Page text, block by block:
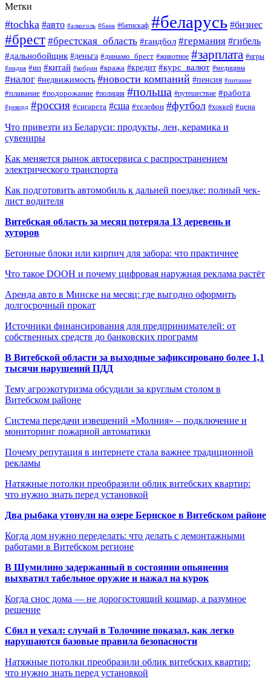
Метки
#tochka #авто #алкоголь #банк #батискаф #беларусь #бизнес
#брест #брестская_область #гандбол #германия #гибель
#дальнобойщик #деньга #динамо_брест #животное #зарплата #игры
#индия #ип #китай #кобрин #кража #кредит #курс_валют #медицина
#налог #недвижимость #новости компаний #пенсия #питание
#плавание #подорожание #полиция #польша #путешествие #работа
#рекорд #россия #сигарета #сша #телефон #футбол #хоккей #цена
Что привезти из Беларуси: продукты, лен, керамика и
сувениры
Как меняется рынок автосервиса с распространением
электрического транспорта
Как подготовить автомобиль к дальней поездке: полный чек-
лист водителя
Витебская область за месяц потеряла 13 деревень и
хуторов
Бетонные блоки или кирпич для забора: что практичнее
Что такое DOOH и почему цифровая наружная реклама растёт
Аренда авто в Минске на месяц: где выгодно оформить
долгосрочный прокат
Источники финансирования для предпринимателей: от
собственных средств до банковских программ
В Витебской области за выходные зафиксировано более 1,1
тысячи нарушений ПДД
Тему агроэкотуризма обсудили за круглым столом в
Витебском районе
Система передачи извещений «Молния» – подключение и
мониторинг пожарной автоматики
Почему репутация в интернете стала важнее традиционной
рекламы
Натяжные потолки преобразили облик витебских квартир:
что нужно знать перед установкой
Два рыбака утонули на озере Бернское в Витебском районе
Когда дом нужно переделать: что делать с демонтажными
работами в Витебском регионе
В Шумилино задержанный в состоянии опьянения
выхватил табельное оружие и нажал на курок
Когда снос дома — не дорогостоящий кошмар, а разумное
решение
Сбил и уехал: случай в Толочине показал, как легко
нарушаются базовые правила безопасности
Натяжные потолки преобразили облик витебских квартир:
что нужно знать перед установкой